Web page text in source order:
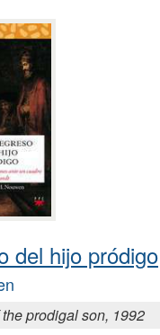
del hijo pródigo
prodigal son, 1992